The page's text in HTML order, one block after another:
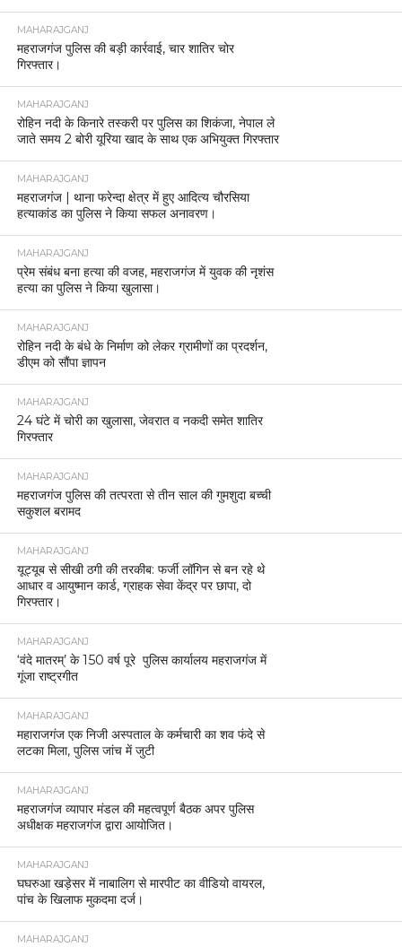
MAHARAJGANJ
महराजगंज पुलिस की बड़ी कार्रवाई, चार शातिर चोर
गिरफ्तार।
MAHARAJGANJ
रोहिन नदी के किनारे तस्करी पर पुलिस का शिकंजा, नेपाल ले
जाते समय 2 बोरी यूरिया खाद के साथ एक अभियुक्त गिरफ्तार
MAHARAJGANJ
महराजगंज | थाना फरेन्दा क्षेत्र में हुए आदित्य चौरसिया
हत्याकांड का पुलिस ने किया सफल अनावरण।
MAHARAJGANJ
प्रेम संबंध बना हत्या की वजह, महराजगंज में युवक की नृशंस
हत्या का पुलिस ने किया खुलासा।
MAHARAJGANJ
रोहिन नदी के बंधे के निर्माण को लेकर ग्रामीणों का प्रदर्शन,
डीएम को सौंपा ज्ञापन
MAHARAJGANJ
24 घंटे में चोरी का खुलासा, जेवरात व नकदी समेत शातिर
गिरफ्तार
MAHARAJGANJ
महराजगंज पुलिस की तत्परता से तीन साल की गुमशुदा बच्ची
सकुशल बरामद
MAHARAJGANJ
यूट्यूब से सीखी ठगी की तरकीब: फर्जी लॉगिन से बन रहे थे
आधार व आयुष्मान कार्ड, ग्राहक सेवा केंद्र पर छापा, दो
गिरफ्तार।
MAHARAJGANJ
‘वंदे मातरम्’ के 150 वर्ष पूरे पुलिस कार्यालय महराजगंज में
गूंजा राष्ट्रगीत
MAHARAJGANJ
महाराजगंज एक निजी अस्पताल के कर्मचारी का शव फंदे से
लटका मिला, पुलिस जांच में जुटी
MAHARAJGANJ
महराजगंज व्यापार मंडल की महत्वपूर्ण बैठक अपर पुलिस
अधीक्षक महराजगंज द्वारा आयोजित।
MAHARAJGANJ
घघरुआ खड़ेसर में नाबालिग से मारपीट का वीडियो वायरल,
पांच के खिलाफ मुकदमा दर्ज।
MAHARAJGANJ